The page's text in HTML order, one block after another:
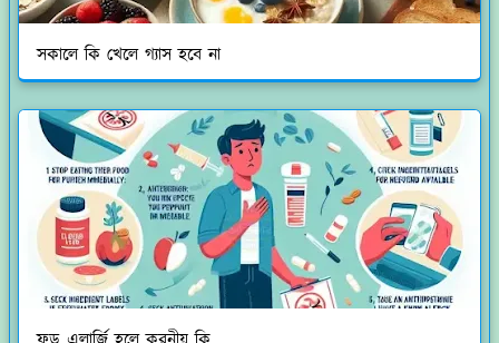
সকালে কি খেলে গ্যাস হবে না